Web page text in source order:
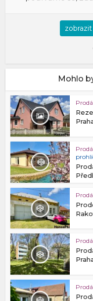
Mohlo